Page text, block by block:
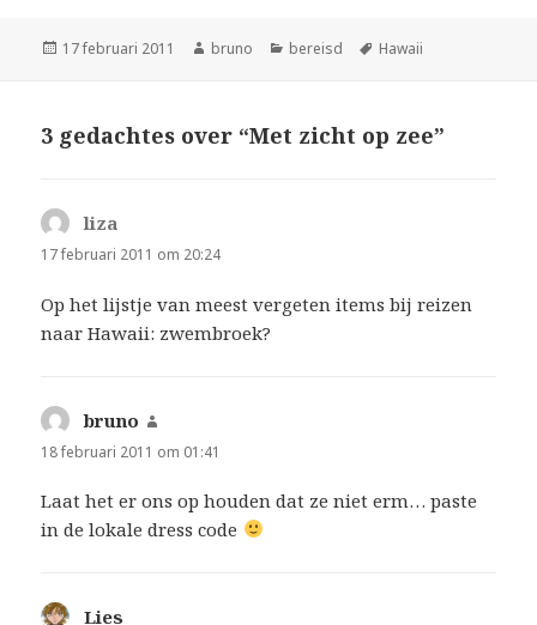
Geplaatst
17 februari 2011 Auteur
bruno Categorieën
bereisd Tags
Hawaii
3 gedachtes over “Met zicht op zee”
liza
17 februari 2011 om 20:24
Op het lijstje van meest vergeten items bij reizen
naar Hawaii: zwembroek?
bruno
18 februari 2011 om 01:41
Laat het er ons op houden dat ze niet erm… paste
in de lokale dress code
Lies